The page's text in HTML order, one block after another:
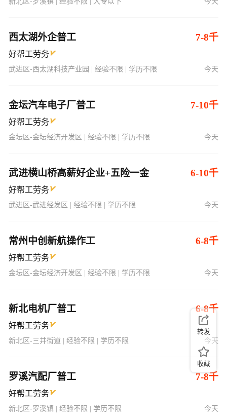
西太湖外企普工 7-8千
好帮工劳务
武进区-西太湖科技产业园 | 经验不限 | 学历不限 今天
金坛汽车电子厂普工 7-10千
好帮工劳务
金坛区-金坛经济开发区 | 经验不限 | 学历不限 今天
武进横山桥高薪好企业+五险一金 6-10千
好帮工劳务
武进区-武进经发区 | 经验不限 | 学历不限 今天
常州中创新航操作工 6-8千
好帮工劳务
金坛区-金坛经济开发区 | 经验不限 | 学历不限 今天
新北电机厂普工 6-8千
好帮工劳务
新北区-三井街道 | 经验不限 | 学历不限 今天
罗溪汽配厂普工 7-8千
好帮工劳务
新北区-罗溪镇 | 经验不限 | 学历不限 今天
转发
收藏